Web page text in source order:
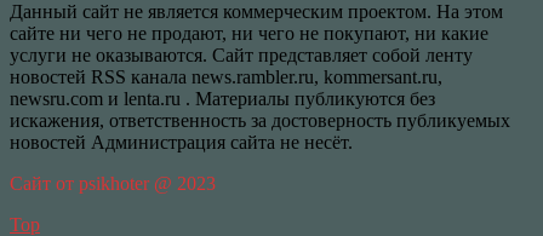
Данный сайт не является коммерческим проектом. На этом
сайте ни чего не продают, ни чего не покупают, ни какие
услуги не оказываются. Сайт представляет собой ленту
новостей RSS канала news.rambler.ru, kommersant.ru,
newsru.com и lenta.ru . Материалы публикуются без
искажения, ответственность за достоверность публикуемых
новостей Администрация сайта не несёт.
Сайт от psikhoter @ 2023
Top